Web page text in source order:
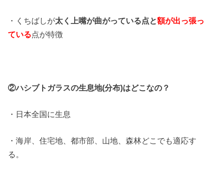
・くちばしが太く上嘴が曲がっている点と額が出っ張っ
ている点が特徴
②ハシブトガラスの生息地(分布)はどこなの？
・日本全国に生息
・海岸、住宅地、都市部、山地、森林どこでも適応す
る。